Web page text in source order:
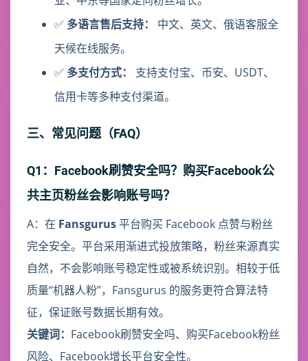
✅ 多语言售后支持：
中文、英文、俄语客服全
天候在线服务。
✅ 多支付方式：
支持支付宝、币安、USDT、
信用卡等多种支付渠道。
三、常见问题（FAQ）
Q1：Facebook刷赞安全吗？购买Facebook公
共主页粉丝会影响账号吗？
A：在 Fansgurus平台购买 Facebook 点赞与粉丝
完全安全。平台采用渐进式投放策略，粉丝来源真实
自然，不会影响账号稳定性或被系统识别。相较于低
质量“机器人粉”，Fansgurus 的服务更符合算法特
征，保证账号数据长期有效。
关键词： Facebook刷赞安全吗、购买Facebook粉丝
风险、Facebook增长平台安全性。